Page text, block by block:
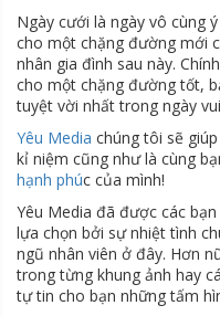
Ngày cưới là ngày vô cùng
cho một chặng đường mới
nhân gia đình sau này.
cho một chặng đường tốt,
tuyệt vời nhất trong ngày
Yêu Media chúng tôi sẽ
kỉ niệm cũng như là cùng
hạnh phúc của mình!
Yêu Media đã được các
lựa chọn bởi sự nhiệt tình
ngũ nhân viên ở đây. Hơn
trong từng khung ảnh hay
tự tin cho bạn những tấm